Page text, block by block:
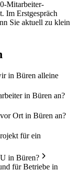
Mitarbeiter-
Im Erstgespräch
Sie aktuell zu klein
in Büren alleine
in Büren an?
Ort in Büren an?
für ein
in Büren?
für Betriebe in